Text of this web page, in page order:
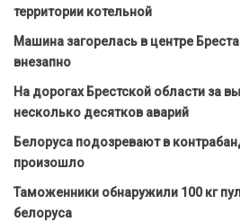
территории котельной
Машина загорелась в центре
внезапно
На дорогах Брестской области за
несколько десятков аварий
Белоруса подозревают в
произошло
Таможенники обнаружили 100 кг
белоруса